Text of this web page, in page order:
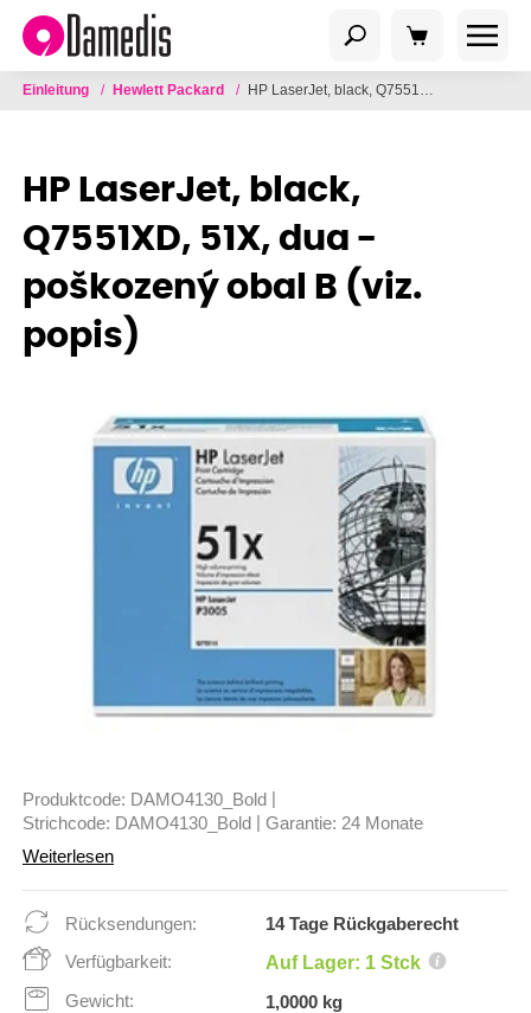
Einleitung / Hewlett Packard / HP LaserJet, black, Q7551XD, 51X, dua - poškozený obal B (viz. popis)
HP LaserJet, black,
Q7551XD, 51X, dua -
poškozený obal B (viz.
popis)
Produktcode: DAMO4130_Bold
Strichcode: DAMO4130_Bold Garantie: 24 Monate
Weiterlesen
Rücksendungen:
14 Tage Rückgaberecht
Verfügbarkeit:
Auf Lager: 1 Stck
Gewicht: 1,0000 kg